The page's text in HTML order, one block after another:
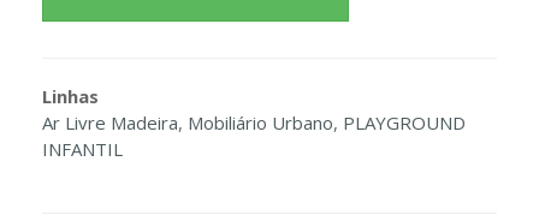
Linhas
Ar Livre Madeira, Mobiliário Urbano, PLAYGROUND
INFANTIL